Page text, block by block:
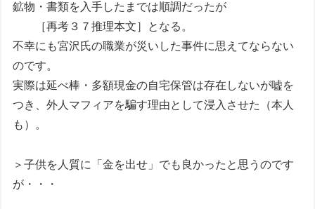
鉱物・書類を入手したまでは順調だったが
［再考３７推理本文］となる。
不幸にも宮沢氏の職業が災いした事件に思えてならない
のです。
実際は延べ棒・多額現金の自宅保管は存在しないが嘘を
つき、外人マフィアを騙す理由として浸入させた（本人
も）。
＞子供を人質に「金を出せ」でも良かったと思うのです
が・・・